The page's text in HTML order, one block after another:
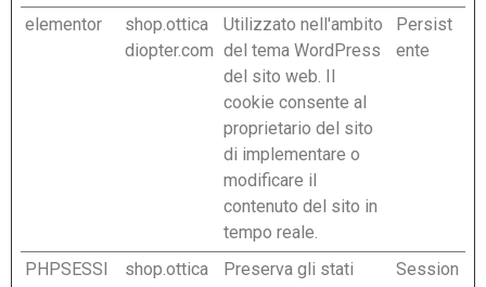
elementor
shop.ottica
diopter.com
Utilizzato nell'ambito
del tema WordPress
del sito web. Il
cookie consente al
proprietario del sito
di implementare o
modificare il
contenuto del sito in
tempo reale.
Persist
ente
PHPSESSI
shop.ottica
Preserva gli stati
Session